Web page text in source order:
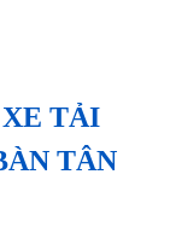
TẢI
TÂN